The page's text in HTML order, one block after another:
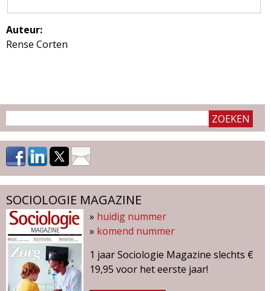
e
n
Auteur:
Rense Corten
SOCIOLOGIE MAGAZINE
» huidig nummer
» komend nummer
1 jaar Sociologie Magazine slechts €
19,95 voor het eerste jaar!